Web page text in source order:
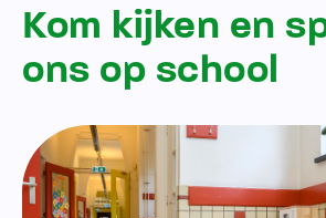
Kom kijken en
ons op school